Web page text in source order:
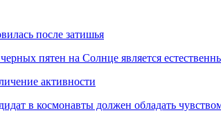
после затишья
пятен на Солнце является
активности
в космонавты должен обладать